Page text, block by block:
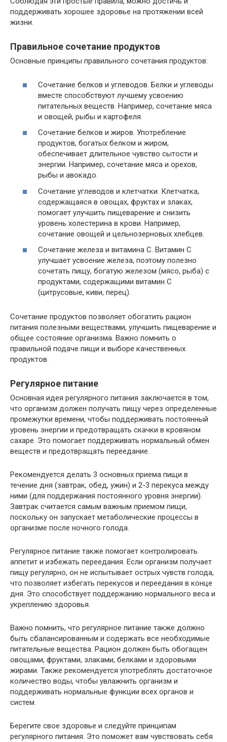
поддерживать хорошее здоровье на протяжении всей
жизни.
Правильное сочетание продуктов
Основные принципы правильного сочетания продуктов:
Сочетание белков и углеводов. Белки и углеводы
вместе способствуют лучшему усвоению
питательных веществ. Например, сочетание мяса
и овощей, рыбы и картофеля.
Сочетание белков и жиров. Употребление
продуктов, богатых белком и жиром,
обеспечивает длительное чувство сытости и
энергии. Например, сочетание мяса и орехов,
рыбы и авокадо.
Сочетание углеводов и клетчатки. Клетчатка,
содержащаяся в овощах, фруктах и злаках,
помогает улучшить пищеварение и снизить
уровень холестерина в крови. Например,
сочетание овощей и цельнозерновых хлебцев.
Сочетание железа и витамина C. Витамин C
улучшает усвоение железа, поэтому полезно
сочетать пищу, богатую железом (мясо, рыба) с
продуктами, содержащими витамин C
(цитрусовые, киви, перец).
Сочетание продуктов позволяет обогатить рацион
питания полезными веществами, улучшить пищеварение и
общее состояние организма. Важно помнить о
правильной подаче пищи и выборе качественных
продуктов.
Регулярное питание
Основная идея регулярного питания заключается в том,
что организм должен получать пищу через определенные
промежутки времени, чтобы поддерживать постоянный
уровень энергии и предотвращать скачки в кровяном
сахаре. Это помогает поддерживать нормальный обмен
веществ и предотвращать переедание.
Рекомендуется делать 3 основных приема пищи в
течение дня (завтрак, обед, ужин) и 2-3 перекуса между
ними (для поддержания постоянного уровня энергии).
Завтрак считается самым важным приемом пищи,
поскольку он запускает метаболические процессы в
организме после ночного голода.
Регулярное питание также помогает контролировать
аппетит и избежать переедания. Если организм получает
пищу регулярно, он не испытывает острых чувств голода,
что позволяет избегать перекусов и переедания в конце
дня. Это способствует поддержанию нормального веса и
укреплению здоровья.
Важно помнить, что регулярное питание также должно
быть сбалансированным и содержать все необходимые
питательные вещества. Рацион должен быть обогащен
овощами, фруктами, злаками, белками и здоровыми
жирами. Также рекомендуется употреблять достаточное
количество воды, чтобы увлажнить организм и
поддерживать нормальные функции всех органов и
систем.
Берегите свое здоровье и следуйте принципам
регулярного питания. Это поможет вам чувствовать себя